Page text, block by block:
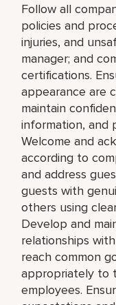
Follow all
policies and
injuries, and
manager; and
certifications.
appearance are
maintain
information, and
Welcome and
according to
and address
guests with
others using
Develop and
relationships
reach common
appropriately to
employees.